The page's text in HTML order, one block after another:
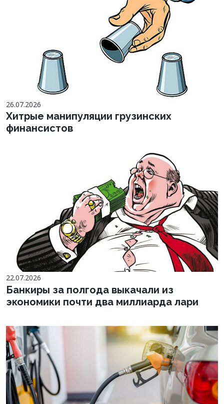
26.07.2026
Хитрые манипуляции грузинских
финансистов
22.07.2026
Банкиры за полгода выкачали из
экономики почти два миллиарда лари